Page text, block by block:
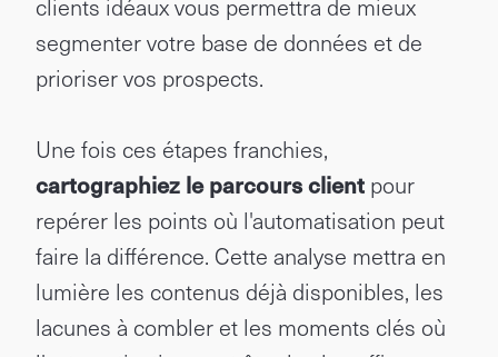
clients idéaux vous permettra de mieux
segmenter votre base de données et de
prioriser vos prospects.
Une fois ces étapes franchies,
cartographiez le parcours client pour
repérer les points où l'automatisation peut
faire la différence. Cette analyse mettra en
lumière les contenus déjà disponibles, les
lacunes à combler et les moments clés où